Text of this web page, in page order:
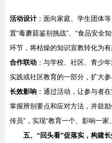
活动设计 ：面向家庭、学生团体
置“毒蘑菇鉴别挑战”、“食品安全
环节，将枯燥的知识宣教转化为有
合作联动 ：与学校、社区、青少
实践或社区教育的一部分，扩大参
长效影响 ：通过活动，让参与者
掌握辨别要点和应对方法，并鼓
传员”，实现“教育一个、影响一家
五、“回头看”促落实，构建